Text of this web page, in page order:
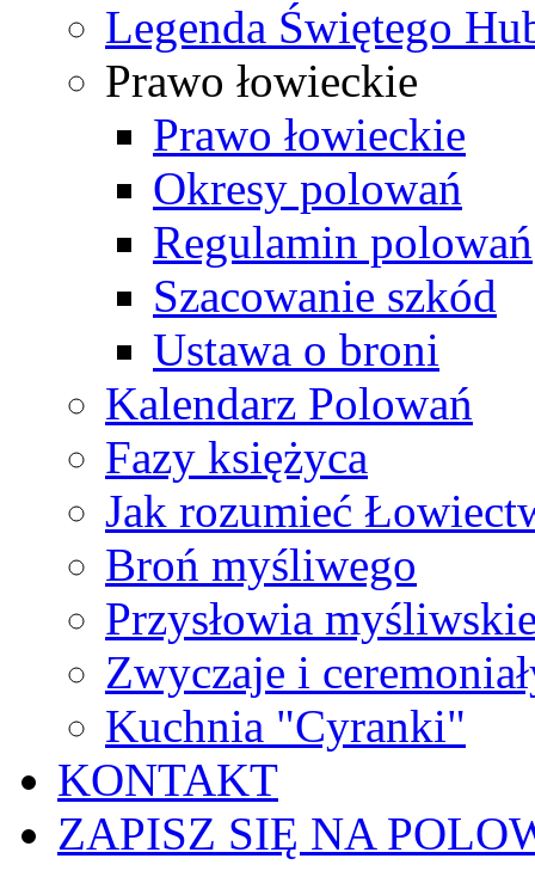
Legenda Świętego
Prawo łowieckie
Prawo łowieckie
Okresy polowań
Regulamin polowań
Szacowanie szkód
Ustawa o broni
Kalendarz Polowań
Fazy księżyca
Jak rozumieć
Broń myśliwego
Przysłowia
Zwyczaje i
Kuchnia "Cyranki"
KONTAKT
ZAPISZ SIĘ NA